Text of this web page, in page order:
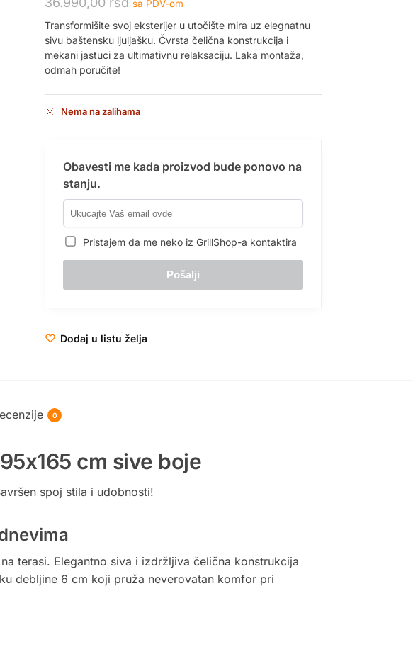
sa PDV-om
Transformišite svoj eksterijer u utočište mira uz elegnatnu
sivu baštensku ljuljašku. Čvrsta čelična konstrukcija i
mekani jastuci za ultimativnu relaksaciju. Laka montaža,
odmah poručite!
Nema na zalihama
Obavesti me kada proizvod bude ponovo na
stanju.
Pristajem da me neko iz GrillShop-a kontaktira
Dodaj u listu želja
0
cm sive boje
spoj stila i udobnosti!
terasi. Elegantno siva i izdržljiva čelična konstrukcija
debljine 6 cm koji pruža neverovatan komfor pri